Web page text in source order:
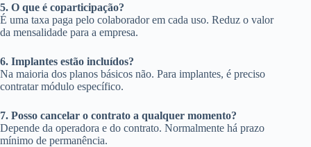
5. O que é coparticipação?
É uma taxa paga pelo colaborador em cada uso. Reduz o valor
da mensalidade para a empresa.
6. Implantes estão incluídos?
Na maioria dos planos básicos não. Para implantes, é preciso
contratar módulo específico.
7. Posso cancelar o contrato a qualquer momento?
Depende da operadora e do contrato. Normalmente há prazo
mínimo de permanência.